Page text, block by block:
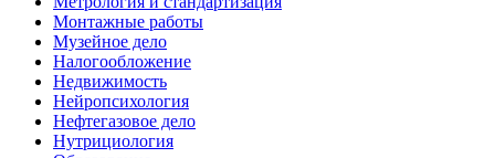
Монтажные работы
Музейное дело
Налогообложение
Недвижимость
Нейропсихология
Нефтегазовое дело
Нутрициология